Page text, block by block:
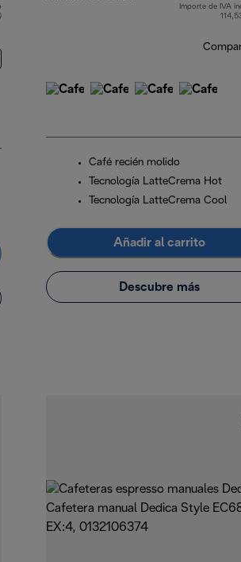
original 799,90 €
Importe de IVA
Café recién molido
Tecnología LatteCrema Hot
Tecnología LatteCrema Cool
Añadir al carrito
Descubre más